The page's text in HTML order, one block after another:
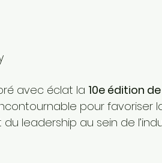
avec éclat la 10e édition
pour favoriser
leadership au sein de